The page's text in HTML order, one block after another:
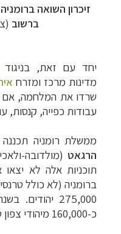
זיכרון השואה
ברשוב
יחד עם זאת, בניגוד
מדינות מרכז ומזרח
שרדו את המלחמה, אם
עבודות כפייה, קנסות,
ממשלת רומניה תכננה
הרגאט(מולדובה-
תוכניות אלה לא יצאו
ברומניה (לא כולל
כ-160,000 מיהודי צפון טרנסילבניה.